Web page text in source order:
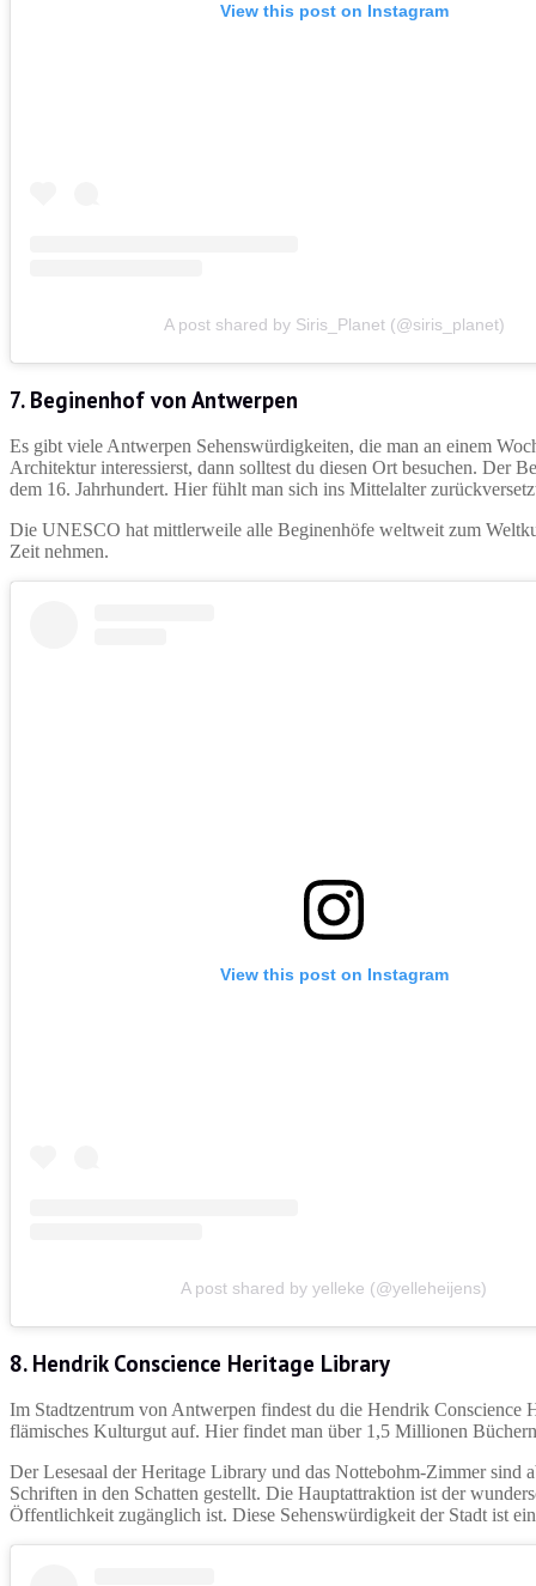
View this post on Instagram
A post shared by Siris_Planet (@siris_planet)
7. Beginenhof von Antwerpen
Es gibt viele Antwerpen Sehenswürdigkeiten, die man an einem
Architektur interessierst, dann solltest du diesen Ort besuchen. Der
dem 16. Jahrhundert. Hier fühlt man sich ins Mittelalter
Die UNESCO hat mittlerweile alle Beginenhöfe weltweit zum
Zeit nehmen.
View this post on Instagram
A post shared by yelleke (@yelleheijens)
8. Hendrik Conscience Heritage Library
Im Stadtzentrum von Antwerpen findest du die Hendrik
flämisches Kulturgut auf. Hier findet man über 1,5 Millionen
Der Lesesaal der Heritage Library und das Nottebohm-Zimmer sind
Schriften in den Schatten gestellt. Die Hauptattraktion ist der
Öffentlichkeit zugänglich ist. Diese Sehenswürdigkeit der Stadt ist